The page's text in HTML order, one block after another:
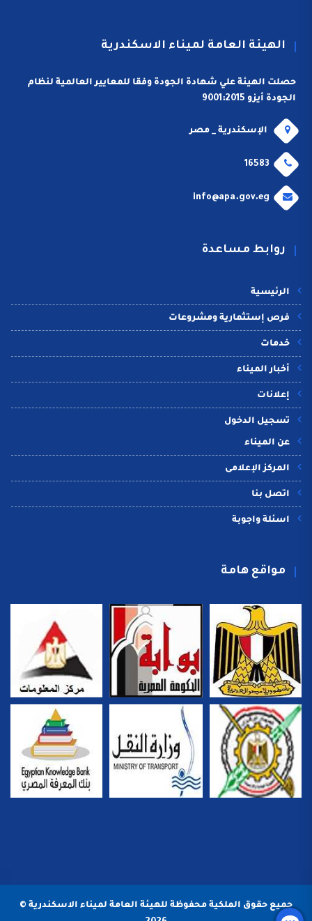
الهيئة العامة لميناء الاسكندرية
حصلت الهيئة علي شهادة الجودة وفقا للمعايير العالمية لنظام
الجودة أيزو 9001:2015
الإسكندرية _ مصر
16583
info@apa.gov.eg
روابط مساعدة
الرئيسية
فرص إستثمارية ومشروعات
خدمات
أخبار الميناء
إعلانات
تسجيل الدخول
عن الميناء
المركز الإعلامى
اتصل بنا
اسئلة واجوبة
مواقع هامة
جميع حقوق الملكية محفوظة للهيئة العامة لميناء الاسكندرية ©